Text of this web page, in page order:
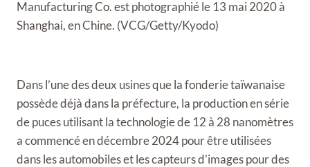
Manufacturing Co. est photographié le 13 mai 2020 à
Shanghai, en Chine. (VCG/Getty/Kyodo)
Dans l’une des deux usines que la fonderie taïwanaise
possède déjà dans la préfecture, la production en série
de puces utilisant la technologie de 12 à 28 nanomètres
a commencé en décembre 2024 pour être utilisées
dans les automobiles et les capteurs d’images pour des